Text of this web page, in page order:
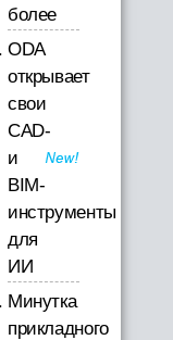
более
ODA
открывает
свои
CAD-
и
BIM-
инструменты
для
ИИ
Минутка
прикладного